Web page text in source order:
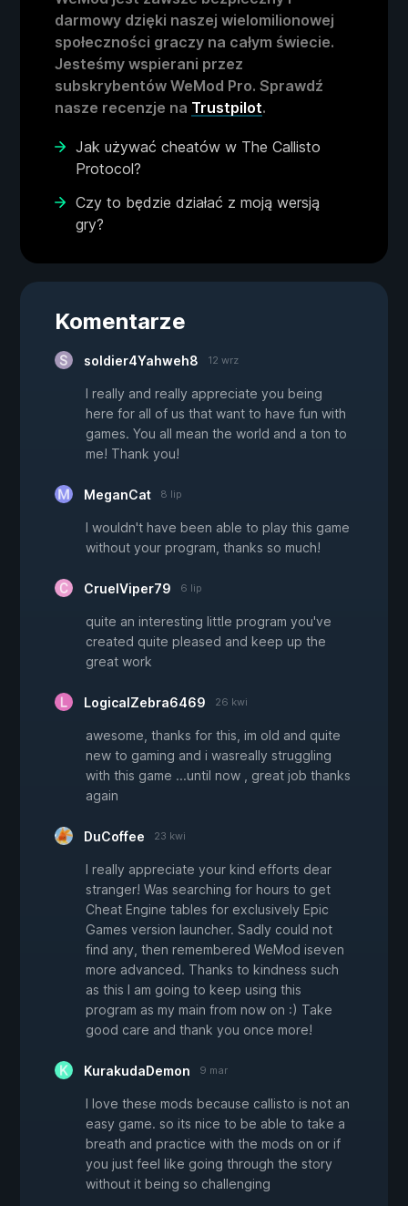
darmowy dzięki naszej wielomilionowej
społeczności graczy na całym świecie.
Jesteśmy wspierani przez
subskrybentów WeMod Pro. Sprawdź
nasze recenzje na Trustpilot.
Jak używać cheatów w The Callisto
Protocol?
Czy to będzie działać z moją wersją
gry?
Komentarze
soldier4Yahweh8 12 wrz
I really and really appreciate you being
here for all of us that want to have fun with
games. You all mean the world and a ton to
me! Thank you!
MeganCat 8 lip
I wouldn't have been able to play this game
without your program, thanks so much!
CruelViper79 6 lip
quite an interesting little program you've
created quite pleased and keep up the
great work
LogicalZebra6469 26 kwi
awesome, thanks for this, im old and quite
new to gaming and i wasreally struggling
with this game ...until now , great job thanks
again
DuCoffee 23 kwi
I really appreciate your kind efforts dear
stranger! Was searching for hours to get
Cheat Engine tables for exclusively Epic
Games version launcher. Sadly could not
find any, then remembered WeMod iseven
more advanced. Thanks to kindness such
as this I am going to keep using this
program as my main from now on :) Take
good care and thank you once more!
KurakudaDemon 9 mar
I love these mods because callisto is not an
easy game. so its nice to be able to take a
breath and practice with the mods on or if
you just feel like going through the story
without it being so challenging